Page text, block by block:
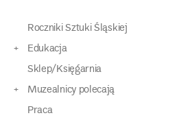
Roczniki Sztuki Śląskiej
Edukacja
Sklep/Księgarnia
Muzealnicy polecają
Praca